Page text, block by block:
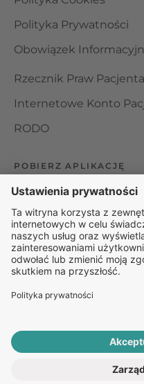
Polityka Prywatności
Obowiązek
Rzecznik Praw Pacjenta
Internetowe Konto
RODO
POBIERZ APLIKACJĘ
Organizator udzielania
podmiotem leczniczym w
kwietnia 2011 roku o
rejestru podmiotów
numerem: 000000229172.